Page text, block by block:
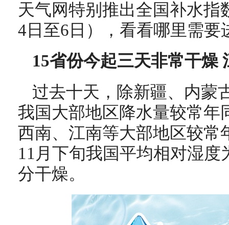
天气网特别推出全国补水指
4日至6日），看看哪里需要
15省份今起三天非常干燥
过去十天，除新疆、内蒙
我国大部地区降水量较常年
西南、江南等大部地区较常
11月下旬我国平均相对湿
分干燥。